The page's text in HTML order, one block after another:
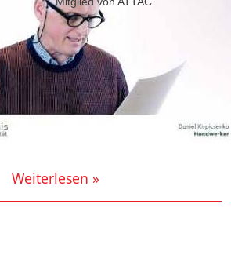
Weiterlesen »